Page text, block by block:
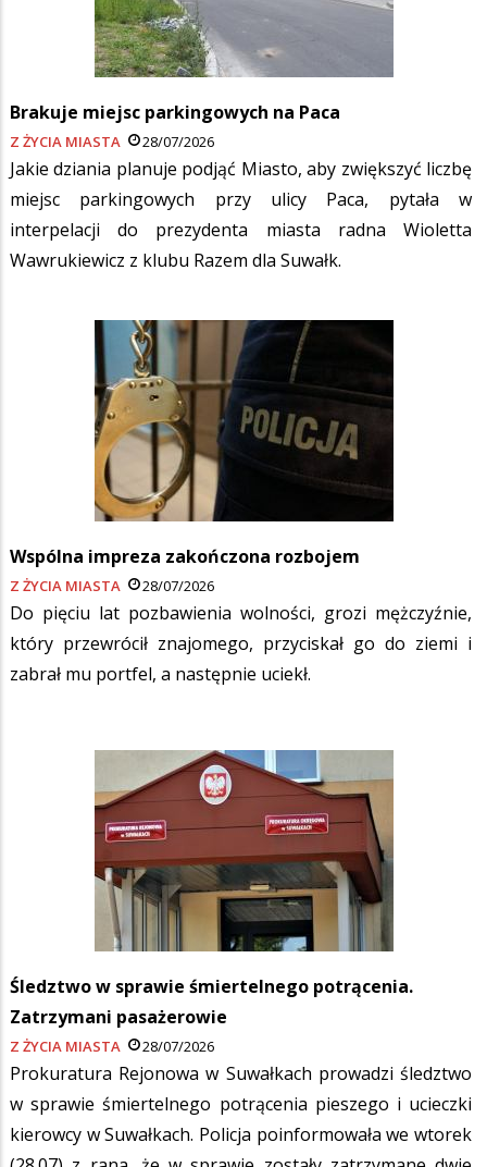
Brakuje miejsc parkingowych na Paca
Z ŻYCIA MIASTA 28/07/2026
Jakie dziania planuje podjąć Miasto, aby zwiększyć liczbę
miejsc parkingowych przy ulicy Paca, pytała w
interpelacji do prezydenta miasta radna Wioletta
Wawrukiewicz z klubu Razem dla Suwałk.
Wspólna impreza zakończona rozbojem
Z ŻYCIA MIASTA 28/07/2026
Do pięciu lat pozbawienia wolności, grozi mężczyźnie,
który przewrócił znajomego, przyciskał go do ziemi i
zabrał mu portfel, a następnie uciekł.
Śledztwo w sprawie śmiertelnego potrącenia.
Zatrzymani pasażerowie
Z ŻYCIA MIASTA 28/07/2026
Prokuratura Rejonowa w Suwałkach prowadzi śledztwo
w sprawie śmiertelnego potrącenia pieszego i ucieczki
kierowcy w Suwałkach. Policja poinformowała we wtorek